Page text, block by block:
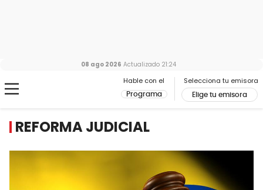
Hable con el
Programa
Selecciona tu emisora
Elige tu emisora
08 ago 2026 Actualizado 21:24
REFORMA JUDICIAL